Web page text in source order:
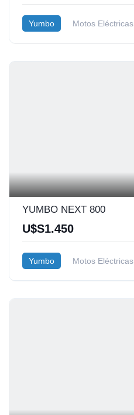
Yumbo Motos Eléctricas
YUMBO NEXT 800
U$S1.450
Yumbo Motos Eléctricas